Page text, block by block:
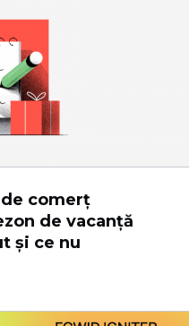
comerț
de vacanță
și ce nu